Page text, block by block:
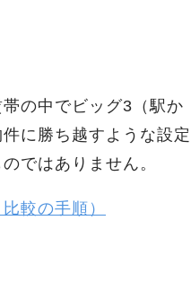
の中でビッグ3（駅か
に勝ち越すような設定
ではありません。
較の手順）